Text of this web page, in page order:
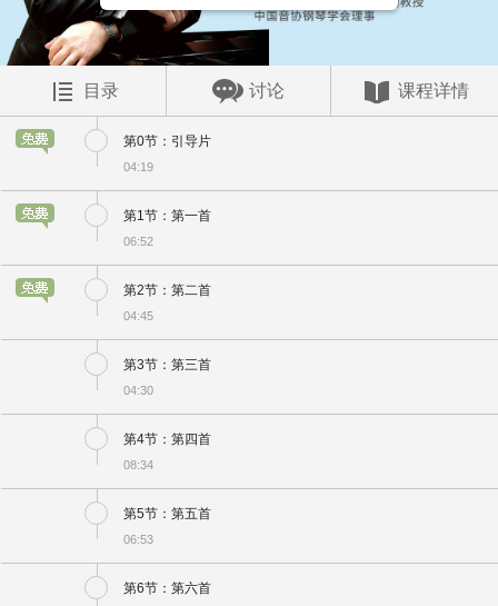
目录 讨论 课程详情
第0节：引导片
04:19
第1节：第一首
06:52
第2节：第二首
04:45
第3节：第三首
04:30
第4节：第四首
08:34
第5节：第五首
06:53
第6节：第六首